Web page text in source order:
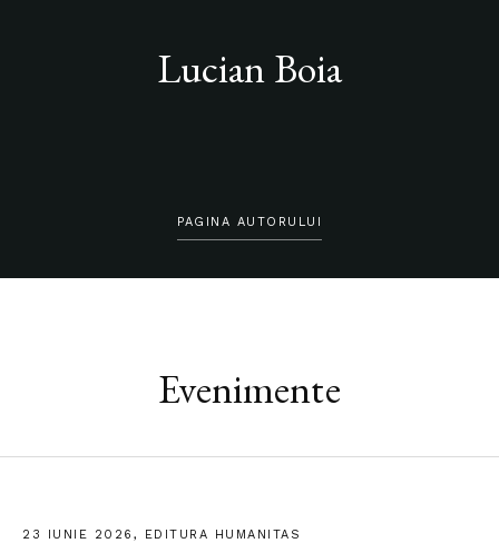
Lucian Boia
PAGINA AUTORULUI
Evenimente
23 IUNIE 2026, EDITURA HUMANITAS